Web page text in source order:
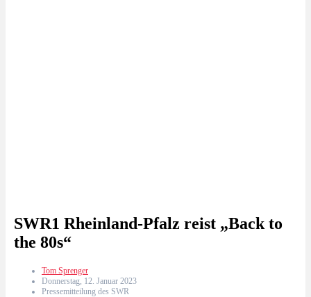
SWR1 Rheinland-Pfalz reist „Back to
the 80s“
Tom Sprenger
Donnerstag, 12. Januar 2023
Pressemitteilung des SWR